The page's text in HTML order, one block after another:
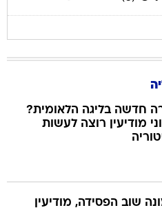
חדשה בליגה הלאומית?
מודיעין רוצה לעשות
שוב הפסידה, מודיעין